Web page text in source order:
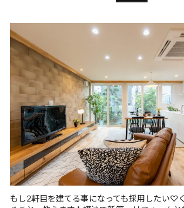
もし2軒目を建てる事になっても採用したい♡